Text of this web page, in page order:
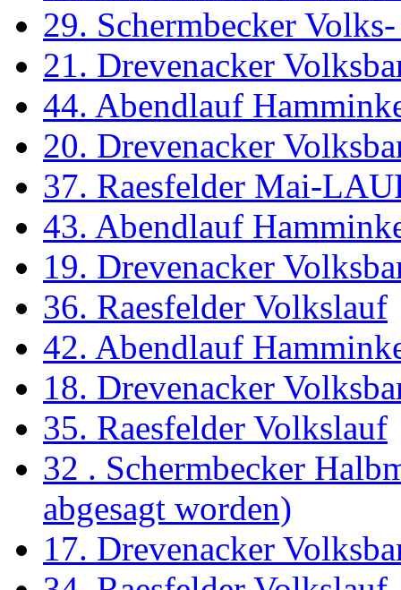
29. Schermbecker
21. Drevenacker
44. Abendlauf
20. Drevenacker
37. Raesfelder Mai-
43. Abendlauf
19. Drevenacker
36. Raesfelder Volkslauf
42. Abendlauf
18. Drevenacker
35. Raesfelder Volkslauf
32 . Schermbecker
abgesagt worden)
17. Drevenacker